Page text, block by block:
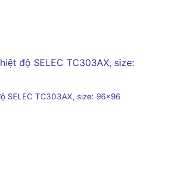
SELEC TC303AX, size: 96×96